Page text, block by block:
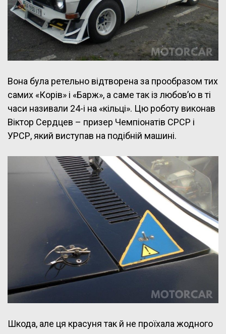
Вона була ретельно відтворена за прообразом тих
самих «Корів» і «Барж», а саме так із любов’ю в ті
часи називали 24-і на «кільці». Цю роботу виконав
Віктор Сердцев – призер Чемпіонатів СРСР і
УРСР, який виступав на подібній машині.
Шкода, але ця красуня так й не проїхала жодного